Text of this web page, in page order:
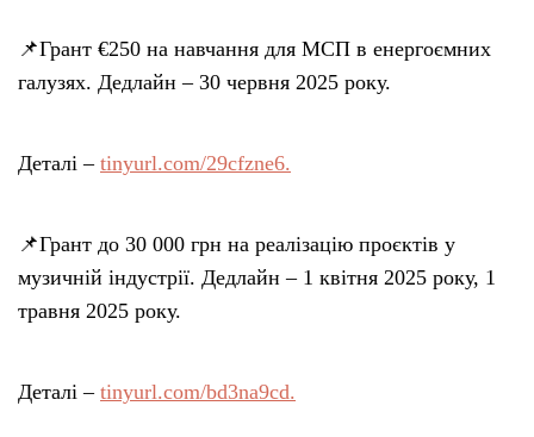
📌Грант €250 на навчання для МСП в енергоємних
галузях. Дедлайн – 30 червня 2025 року.
Деталі – tinyurl.com/29cfzne6.
📌Грант до 30 000 грн на реалізацію проєктів у
музичній індустрії. Дедлайн – 1 квітня 2025 року, 1
травня 2025 року.
Деталі – tinyurl.com/bd3na9cd.